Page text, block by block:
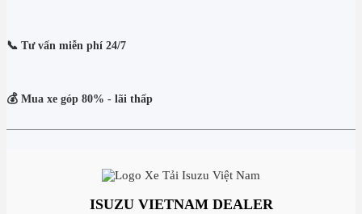
📞 Tư vấn miễn phí 24/7
💰 Mua xe góp 80% - lãi thấp
ISUZU VIETNAM DEALER